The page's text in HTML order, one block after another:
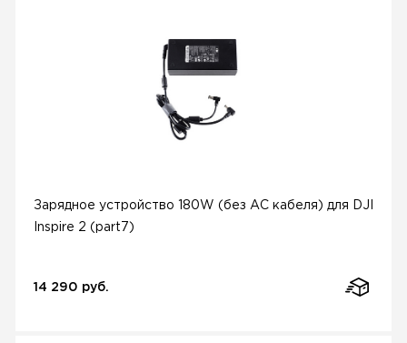
Зарядное устройство 180W (без AC кабеля) для DJI
Inspire 2 (part7)
14 290 руб.